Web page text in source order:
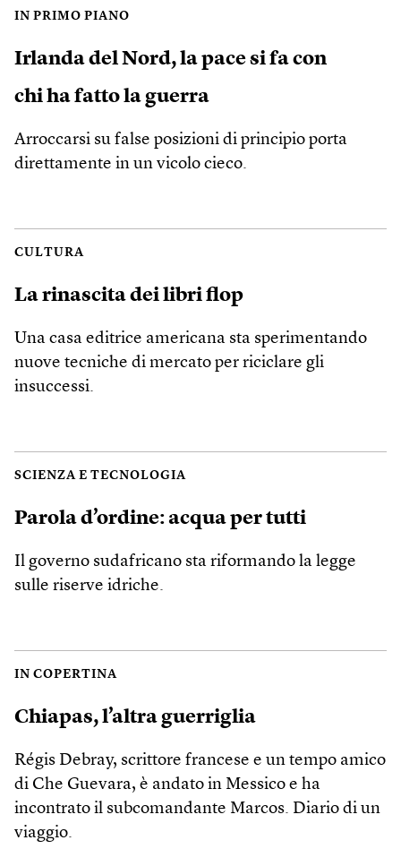
IN PRIMO PIANO
Irlanda del Nord, la pace si fa con
chi ha fatto la guerra
Arroccarsi su false posizioni di principio porta
direttamente in un vicolo cieco.
CULTURA
La rinascita dei libri flop
Una casa editrice americana sta sperimentando
nuove tecniche di mercato per riciclare gli
insuccessi.
SCIENZA E TECNOLOGIA
Parola d’ordine: acqua per tutti
Il governo sudafricano sta riformando la legge
sulle riserve idriche.
IN COPERTINA
Chiapas, l’altra guerriglia
Régis Debray, scrittore francese e un tempo amico
di Che Guevara, è andato in Messico e ha
incontrato il subcomandante Marcos. Diario di un
viaggio.